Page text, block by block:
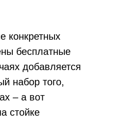
конкретных
бесплатные
добавляется
набор того,
– а вот
стойке